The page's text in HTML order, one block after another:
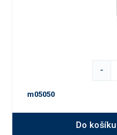
-
m05050
Do košíku